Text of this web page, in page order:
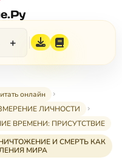
+
онлайн
ЛИЧНОСТИ
ВРЕМЕНИ: ПРИСУТСТВИЕ
И СМЕРТЬ КАК
МИРА